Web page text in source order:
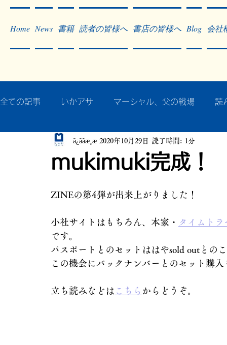
Home News 書籍 読者の皆様へ 書店の皆様へ Blog 会社
全ての記事 いかアサ マーシャル、父の戦場 読
秘蔵写真200枚でたどるアジア・太平洋戦争
mukimuki完成！
ã¿ããæ¸æ 2020年10月29日 読了時間: 1分
ZINEの第4弾が出来上がりました！
小社サイトはもちろん、本家・ タイムト
です。
パスポートとのセットははやsold outとの
この機会にバックナンバーとのセット購入
立ち読みなどは こちら からどうぞ。